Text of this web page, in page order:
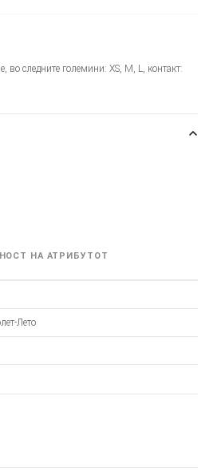
во следните големини: XS, M, L, контакт:
НА АТРИБУТОТ
Лето